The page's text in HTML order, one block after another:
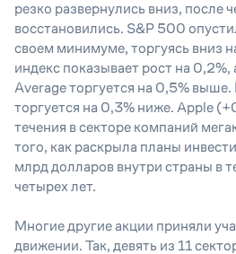
резко развернулись вниз, после
восстановились. S&P 500
своем минимуме, торгуясь вниз
индекс показывает рост на
Average торгуется на 0,5%
торгуется на 0,3% ниже. Apple
течения в секторе компаний
того, как раскрыла планы
млрд долларов внутри страны в
четырех лет.
Многие другие акции приняли
движении. Так, девять из 11